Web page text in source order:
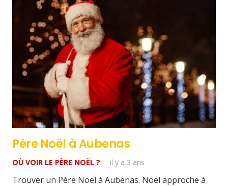
Père Noël à Aubenas
OÙ VOIR LE PÈRE NOËL ? il y a 3 ans
Trouver un Père Noël à Aubenas. Noël approche à